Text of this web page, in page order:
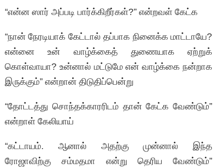
“என்ன ஸார் அப்படி பார்க்கிறீர்கள்?” என்றவள் கேட்க
“நான் நேரடியாக் கேட்டால் தப்பாக நினைக்க மாட்டாயே?
என்னை உன் வாழ்க்கைத் துணையாக ஏற்றுக்
கொள்வாயா? உன்னால் மட்டுமே என் வாழ்க்கை நன்றாக
இருக்கும்” என்றான் திடுதிப்பென்று
“தோட்டத்து சொந்தக்காரரிடம் தான் கேட்க வேண்டும்”
என்றாள் கேலியாய்
“கட்டாயம். ஆனால் அதற்கு முன்னால் இந்த
ரோஜாவிற்கு சம்மதமா என்று தெரிய வேண்டும்”